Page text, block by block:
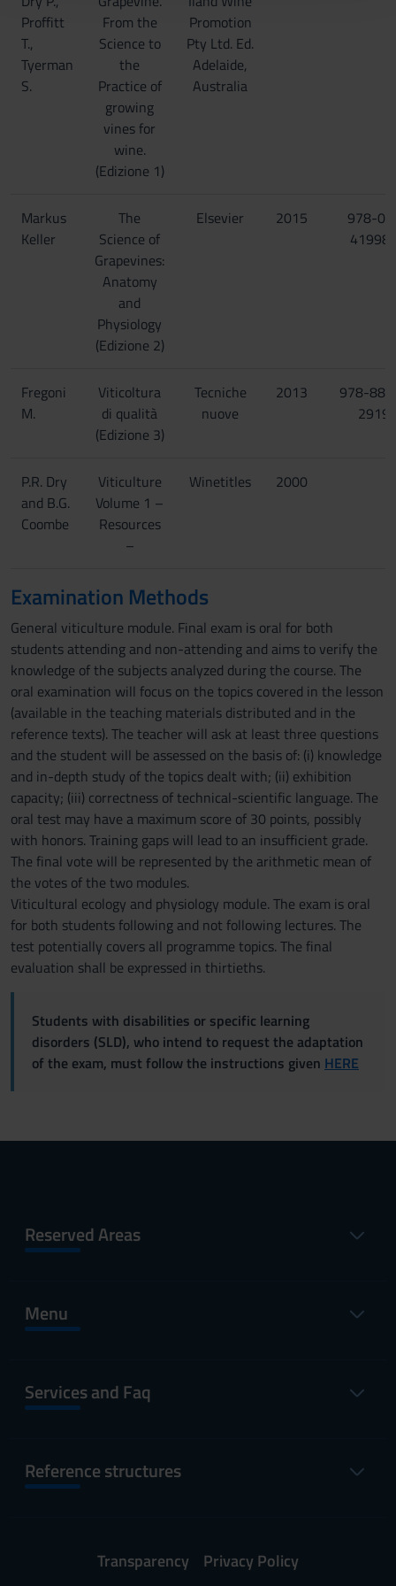
raccolto dal tuo utilizzo dei loro servizi.
Proffitt
T.,
Tyerman
S.
From the
Science to
the
Practice of
growing
vines for
wine.
(Edizione 1)
Promotion
Pty Ltd. Ed.
Adelaide,
Australia
Markus
Keller
The
Science of
Grapevines:
Anatomy
and
Physiology
(Edizione 2)
Elsevier 2015
978-0-
Fregoni
M.
Viticoltura
di qualità
(Edizione 3)
Tecniche
nuove
2013
978-88-
P.R. Dry
and B.G.
Coombe
Viticulture
Volume 1 –
Resources
–
Winetitles 2000
Examination Methods
General viticulture module. Final exam is oral for both
students attending and non-attending and aims to verify the
knowledge of the subjects analyzed during the course. The
oral examination will focus on the topics covered in the lesson
(available in the teaching materials distributed and in the
reference texts). The teacher will ask at least three questions
and the student will be assessed on the basis of: (i) knowledge
and in-depth study of the topics dealt with; (ii) exhibition
capacity; (iii) correctness of technical-scientific language. The
oral test may have a maximum score of 30 points, possibly
with honors. Training gaps will lead to an insufficient grade.
The final vote will be represented by the arithmetic mean of
the votes of the two modules.
Viticultural ecology and physiology module. The exam is oral
for both students following and not following lectures. The
test potentially covers all programme topics. The final
evaluation shall be expressed in thirtieths.
Students with disabilities or specific learning
disorders (SLD), who intend to request the adaptation
of the exam, must follow the instructions given HERE
Reserved Areas
Menu
Services and Faq
Reference structures
Transparency
Privacy Policy